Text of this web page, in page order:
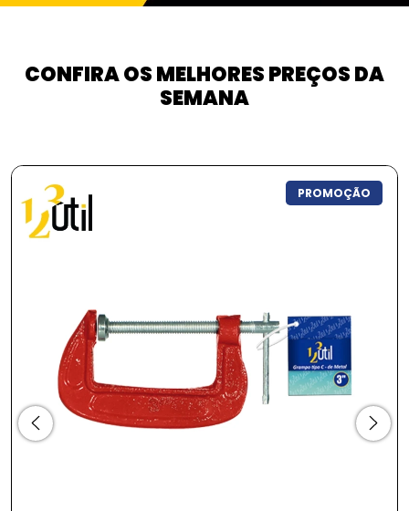
CONFIRA OS MELHORES PREÇOS DA
SEMANA
PROMOÇÃO